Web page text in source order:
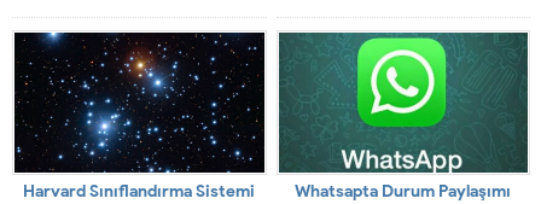
Harvard Sınıflandırma Sistemi
Whatsapta Durum Paylaşımı